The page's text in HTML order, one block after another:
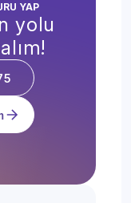
YAP
yolu